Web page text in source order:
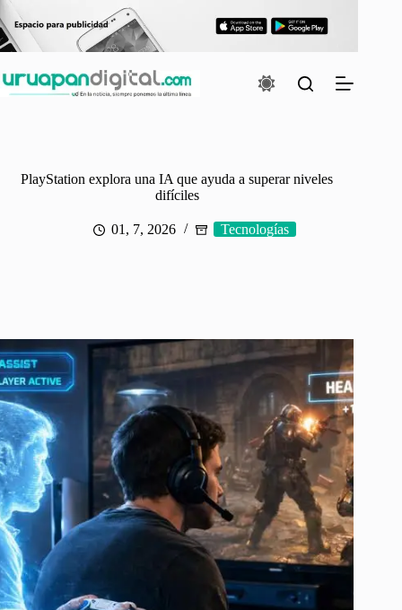
al
contenido
PlayStation explora una IA que ayuda a superar niveles
difíciles
01, 7, 2026 Tecnologías